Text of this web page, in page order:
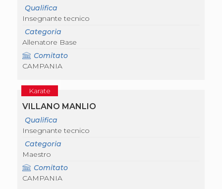
Qualifica
Insegnante tecnico
Categoria
Allenatore Base
Comitato
CAMPANIA
Karate
VILLANO MANLIO
Qualifica
Insegnante tecnico
Categoria
Maestro
Comitato
CAMPANIA